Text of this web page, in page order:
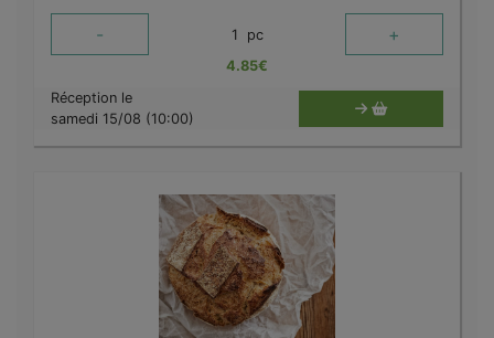
- 1 pc +
4.85€
Réception le
samedi 15/08 (10:00)